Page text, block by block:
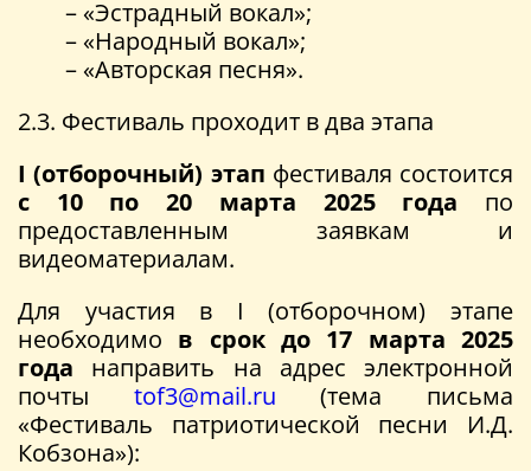
– «Эстрадный вокал»;
– «Народный вокал»;
– «Авторская песня».
2.3. Фестиваль проходит в два этапа
I (отборочный) этап фестиваля состоится
с 10 по 20 марта 2025 года по
предоставленным заявкам и
видеоматериалам.
Для участия в I (отборочном) этапе
необходимо в срок до 17 марта 2025
года направить на адрес электронной
почты tof3@mail.ru (тема письма
«Фестиваль патриотической песни И.Д.
Кобзона»):